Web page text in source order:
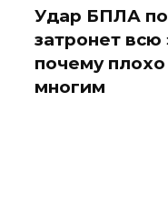
Удар БПЛА
затронет
почему плохо
многим